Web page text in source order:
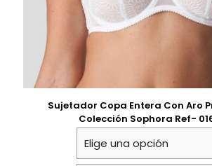
Sujetador Copa Entera Con Aro
Colección Sophora Ref-